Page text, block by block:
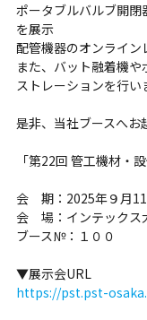
ポータブルバルブ開
を展示
配管機器のオンライ
また、バット融着機
ストレーションを行い
是非、当社ブースへお
「第22回 管工機材・
会 期：2025年９月
会 場：インテック
ブース№：１００
▼展示会URL
https://pst.pst-